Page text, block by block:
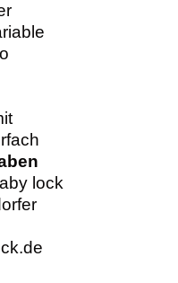
lock